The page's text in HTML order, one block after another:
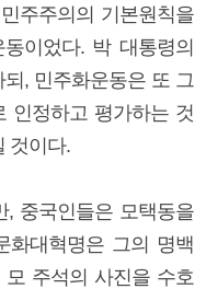
주주의의 기본원칙을
이었다. 박 대통령의
, 민주화운동은 또 그
인정하고 평가하는 것
것이다.
, 중국인들은 모택동을
화대혁명은 그의 명백
주석의 사진을 수호